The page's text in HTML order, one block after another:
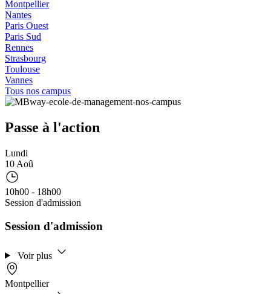
Montpellier
Nantes
Paris Ouest
Paris Sud
Rennes
Strasbourg
Toulouse
Vannes
Tous nos campus
Passe à l'action
Lundi
10 Aoû
10h00 - 18h00
Session d'admission
Session d'admission
Voir plus
Montpellier